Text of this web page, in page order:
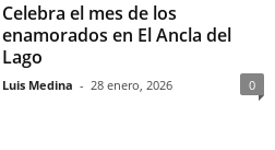
Celebra el mes de los
enamorados en El Ancla del
Lago
Luis Medina - 28 enero, 2026 0